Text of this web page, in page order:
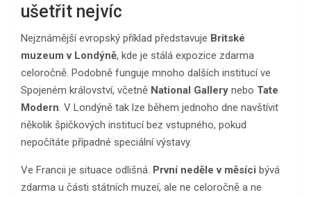
ušetřit nejvíc
Nejznámější evropský příklad představuje Britské
muzeum v Londýně, kde je stálá expozice zdarma
celoročně. Podobně funguje mnoho dalších institucí ve
Spojeném království, včetně National Gallery nebo Tate
Modern. V Londýně tak lze během jednoho dne navštívit
několik špičkových institucí bez vstupného, pokud
nepočítáte případné speciální výstavy.
Ve Francii je situace odlišná. První neděle v měsíci bývá
zdarma u části státních muzeí, ale ne celoročně a ne